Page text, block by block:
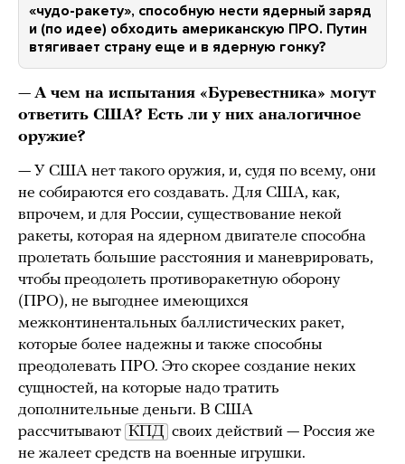
«чудо-ракету», способную нести ядерный заряд
и (по идее) обходить американскую ПРО. Путин
втягивает страну еще и в ядерную гонку?
— А чем на испытания «Буревестника» могут
ответить США? Есть ли у них аналогичное
оружие?
— У США нет такого оружия, и, судя по всему, они
не собираются его создавать. Для США, как,
впрочем, и для России, существование некой
ракеты, которая на ядерном двигателе способна
пролетать большие расстояния и маневрировать,
чтобы преодолеть противоракетную оборону
(ПРО), не выгоднее имеющихся
межконтинентальных баллистических ракет,
которые более надежны и также способны
преодолевать ПРО. Это скорее создание неких
сущностей, на которые надо тратить
дополнительные деньги. В США
рассчитывают КПД своих действий — Россия же
не жалеет средств на военные игрушки.